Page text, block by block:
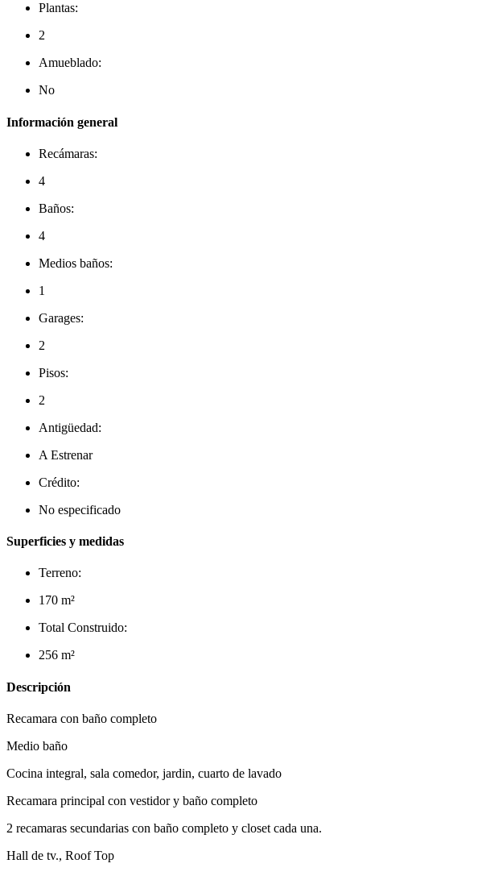
Plantas:
2
Amueblado:
No
Información general
Recámaras:
4
Baños:
4
Medios baños:
1
Garages:
2
Pisos:
2
Antigüedad:
A Estrenar
Crédito:
No especificado
Superficies y medidas
Terreno:
170 m²
Total Construido:
256 m²
Descripción
Recamara con baño completo
Medio baño
Cocina integral, sala comedor, jardin, cuarto de lavado
Recamara principal con vestidor y baño completo
2 recamaras secundarias con baño completo y closet cada una.
Hall de tv., Roof Top